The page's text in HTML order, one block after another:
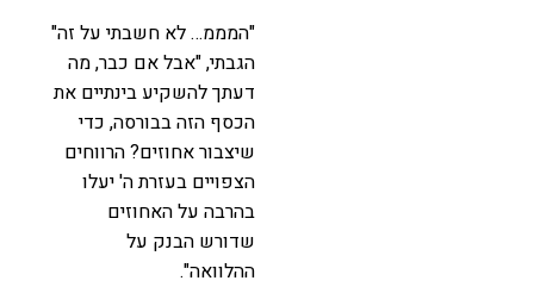
"המממ… לא חשבתי על זה"
הגבתי, "אבל אם כבר, מה
דעתך להשקיע בינתיים את
הכסף הזה בבורסה, כדי
שיצבור אחוזים? הרווחים
הצפויים בעזרת ה' יעלו
בהרבה על האחוזים
שדורש הבנק על
ההלוואה".